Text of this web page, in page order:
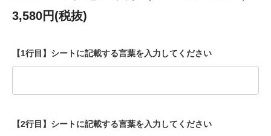
3,580円(税抜)
【1行目】シートに記載する言葉を入力してください
【2行目】シートに記載する言葉を入力してください